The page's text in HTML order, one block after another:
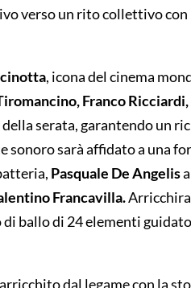
verso un rito collettivo
, icona del cinema
Franco
della serata, garantendo un
sarà affidato a una
Pasquale De Angelis
Francavilla.
ballo di 24 elementi guidato
dal legame con la